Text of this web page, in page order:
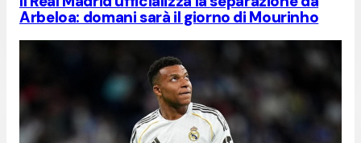
Arbeloa: domani sarà il giorno di Mourinho